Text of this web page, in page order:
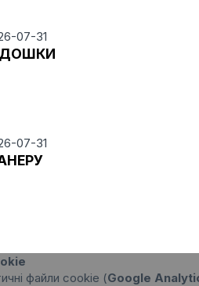
07-31
ДОШКИ
07-31
файли cookie (Google